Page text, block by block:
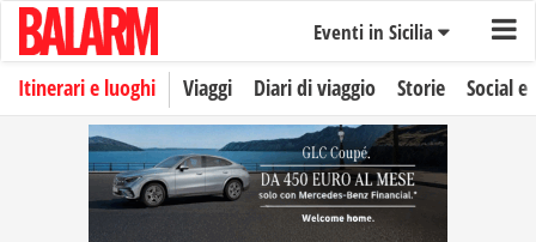
Eventi in Sicilia
Itinerari e luoghi Viaggi Diari di viaggio Storie Social